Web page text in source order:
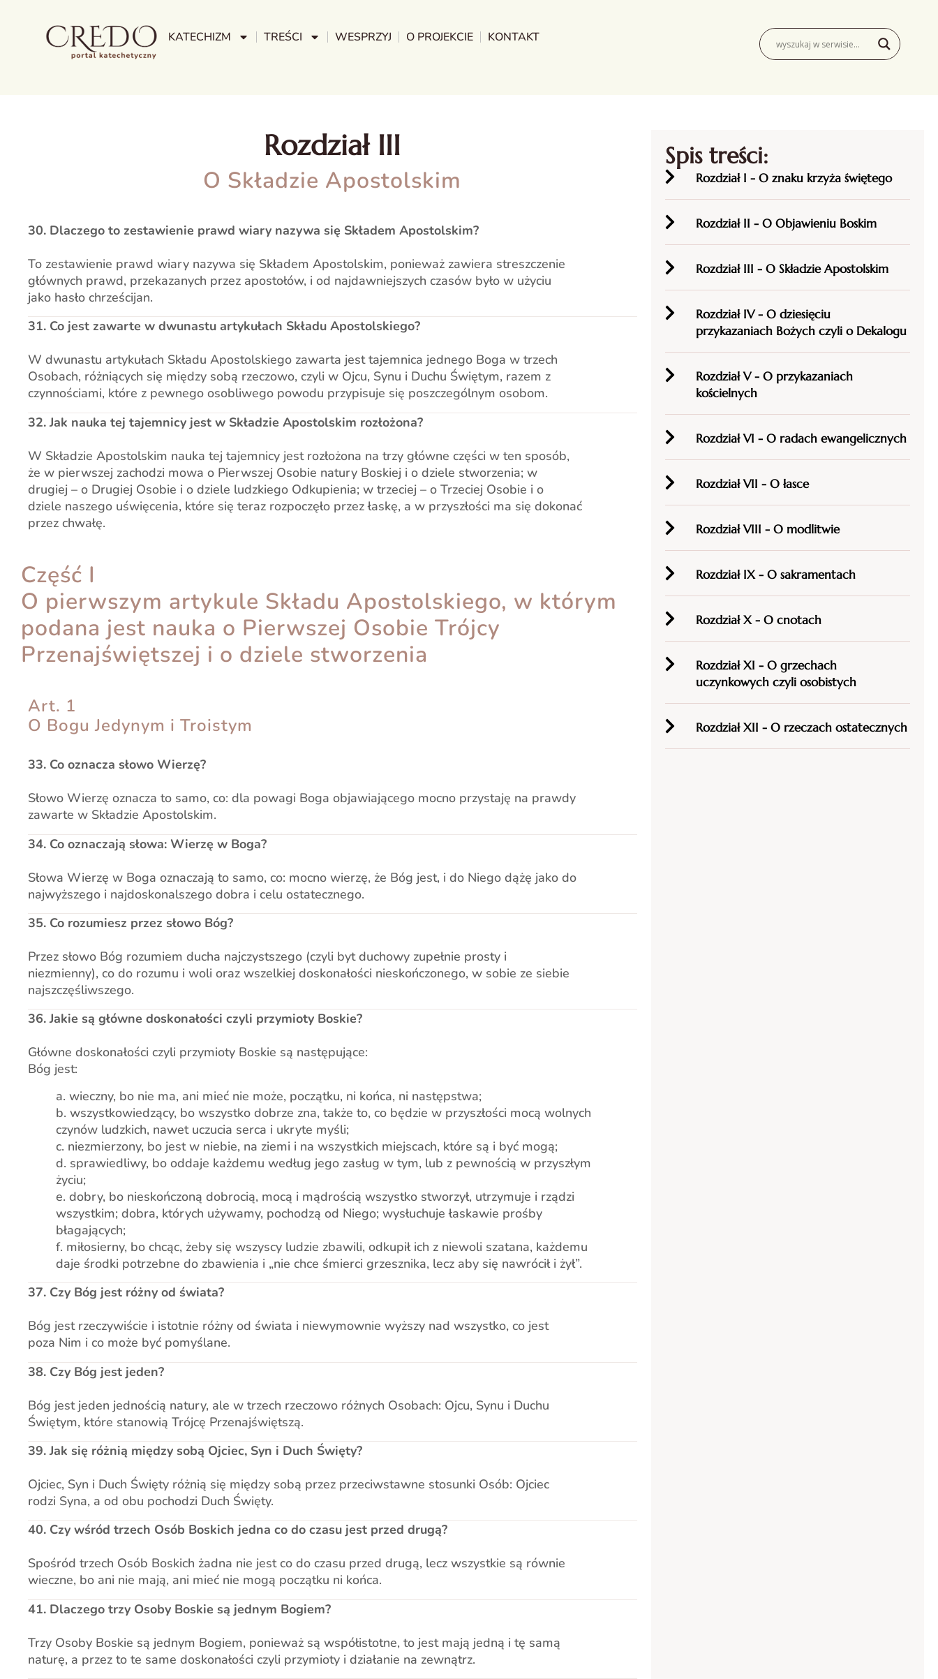
KATECHIZM TREŚCI WESPRZYJ O PROJEKCIE KONTAKT
Rozdział III
O Składzie Apostolskim
30. Dlaczego to zestawienie prawd wiary nazywa się Składem Apostolskim?
To zestawienie prawd wiary nazywa się Składem Apostolskim, ponieważ zawiera streszczenie
głównych prawd, przekazanych przez apostołów, i od najdawniejszych czasów było w użyciu
jako hasło chrześcijan.
31. Co jest zawarte w dwunastu artykułach Składu Apostolskiego?
W dwunastu artykułach Składu Apostolskiego zawarta jest tajemnica jednego Boga w trzech
Osobach, różniących się między sobą rzeczowo, czyli w Ojcu, Synu i Duchu Świętym, razem z
czynnościami, które z pewnego osobliwego powodu przypisuje się poszczególnym osobom.
32. Jak nauka tej tajemnicy jest w Składzie Apostolskim rozłożona?
W Składzie Apostolskim nauka tej tajemnicy jest rozłożona na trzy główne części w ten sposób,
że w pierwszej zachodzi mowa o Pierwszej Osobie natury Boskiej i o dziele stworzenia; w
drugiej – o Drugiej Osobie i o dziele ludzkiego Odkupienia; w trzeciej – o Trzeciej Osobie i o
dziele naszego uświęcenia, które się teraz rozpoczęło przez łaskę, a w przyszłości ma się dokonać
przez chwałę.
Część I
O pierwszym artykule Składu Apostolskiego, w którym
podana jest nauka o Pierwszej Osobie Trójcy
Przenajświętszej i o dziele stworzenia
Art. 1
O Bogu Jedynym i Troistym
33. Co oznacza słowo Wierzę?
Słowo Wierzę oznacza to samo, co: dla powagi Boga objawiającego mocno przystaję na prawdy
zawarte w Składzie Apostolskim.
34. Co oznaczają słowa: Wierzę w Boga?
Słowa Wierzę w Boga oznaczają to samo, co: mocno wierzę, że Bóg jest, i do Niego dążę jako do
najwyższego i najdoskonalszego dobra i celu ostatecznego.
35. Co rozumiesz przez słowo Bóg?
Przez słowo Bóg rozumiem ducha najczystszego (czyli byt duchowy zupełnie prosty i
niezmienny), co do rozumu i woli oraz wszelkiej doskonałości nieskończonego, w sobie ze siebie
najszczęśliwszego.
36. Jakie są główne doskonałości czyli przymioty Boskie?
Główne doskonałości czyli przymioty Boskie są następujące:
Bóg jest:
a. wieczny, bo nie ma, ani mieć nie może, początku, ni końca, ni następstwa;
b. wszystkowiedzący, bo wszystko dobrze zna, także to, co będzie w przyszłości mocą wolnych
czynów ludzkich, nawet uczucia serca i ukryte myśli;
c. niezmierzony, bo jest w niebie, na ziemi i na wszystkich miejscach, które są i być mogą;
d. sprawiedliwy, bo oddaje każdemu według jego zasług w tym, lub z pewnością w przyszłym
życiu;
e. dobry, bo nieskończoną dobrocią, mocą i mądrością wszystko stworzył, utrzymuje i rządzi
wszystkim; dobra, których używamy, pochodzą od Niego; wysłuchuje łaskawie prośby
błagających;
f. miłosierny, bo chcąc, żeby się wszyscy ludzie zbawili, odkupił ich z niewoli szatana, każdemu
daje środki potrzebne do zbawienia i „nie chce śmierci grzesznika, lecz aby się nawrócił i żył”.
37. Czy Bóg jest różny od świata?
Bóg jest rzeczywiście i istotnie różny od świata i niewymownie wyższy nad wszystko, co jest
poza Nim i co może być pomyślane.
38. Czy Bóg jest jeden?
Bóg jest jeden jednością natury, ale w trzech rzeczowo różnych Osobach: Ojcu, Synu i Duchu
Świętym, które stanowią Trójcę Przenajświętszą.
39. Jak się różnią między sobą Ojciec, Syn i Duch Święty?
Ojciec, Syn i Duch Święty różnią się między sobą przez przeciwstawne stosunki Osób: Ojciec
rodzi Syna, a od obu pochodzi Duch Święty.
40. Czy wśród trzech Osób Boskich jedna co do czasu jest przed drugą?
Spośród trzech Osób Boskich żadna nie jest co do czasu przed drugą, lecz wszystkie są równie
wieczne, bo ani nie mają, ani mieć nie mogą początku ni końca.
41. Dlaczego trzy Osoby Boskie są jednym Bogiem?
Trzy Osoby Boskie są jednym Bogiem, ponieważ są współistotne, to jest mają jedną i tę samą
naturę, a przez to te same doskonałości czyli przymioty i działanie na zewnątrz.
Spis treści:
Rozdział I - O znaku krzyża świętego
Rozdział II - O Objawieniu Boskim
Rozdział III - O Składzie Apostolskim
Rozdział IV - O dziesięciu
przykazaniach Bożych czyli o Dekalogu
Rozdział V - O przykazaniach
kościelnych
Rozdział VI - O radach ewangelicznych
Rozdział VII - O łasce
Rozdział VIII - O modlitwie
Rozdział IX - O sakramentach
Rozdział X - O cnotach
Rozdział XI - O grzechach
uczynkowych czyli osobistych
Rozdział XII - O rzeczach ostatecznych